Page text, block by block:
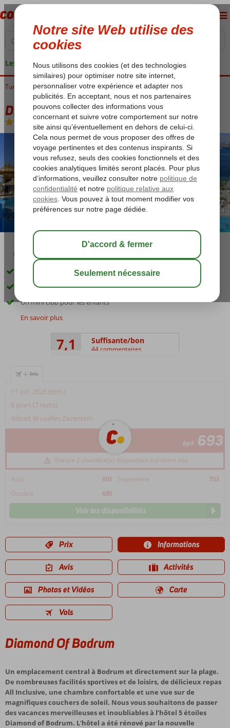
Les garanties de vacances
Turquie Côte Égéenne Bodrum Bodrum-Centrum Diamond Of Bodrum
Diamond Of Bodrum
All Inclusive-Hôtel
03:30 sauver
Directement sur la plage
Un merveilleux Spa-center
Un mini club pour les enfants
En savoir plus
7,1 Suffisante/bon
44 commentaires
+
11 oct. 2026 (dim.)
8 jours (7 nuits)
départ Bruxelles Zaventem
àpd 693
Encore 2 chambre(s) disponibles sur notre site
Août 801 Septembre
753
Octobre
685
Voir les disponibilités
Prix Informations
Avis Activités
Photos et Vidéos Carte
Vols
Diamond Of Bodrum
Un emplacement central à Bodrum et directement sur la plage.
De nombreuses facilités sportives et de loisirs, de délicieux repas
All Inclusive, une chambre confortable et une vue sur de
magnifiques couchers de soleil. Nous vous souhaitons de passer
des vacances merveilleuses et inoubliables à l’hôtel 5 étoiles
Diamond of Bodrum. L'hôtel a été rénové par la nouvelle